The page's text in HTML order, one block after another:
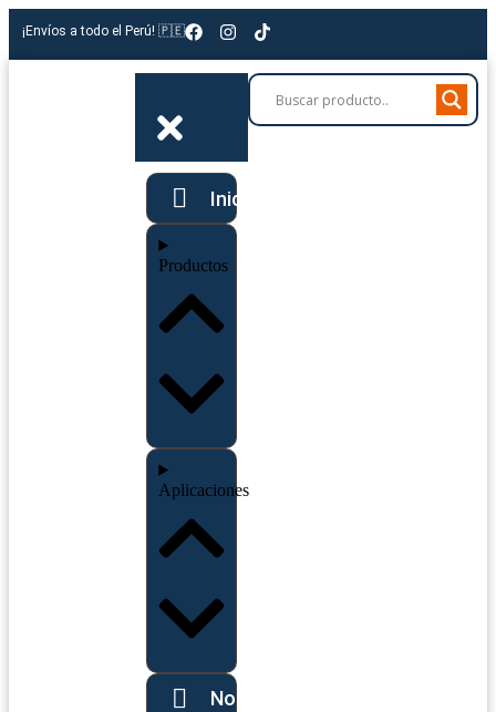
¡Envíos a todo el Perú! 🇵🇪
Inicio
Productos
Aplicaciones
Noticias